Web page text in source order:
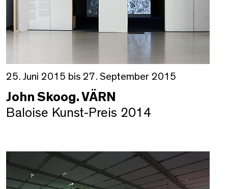
25. Juni 2015 bis 27. September 2015
John Skoog. VÄRN
Baloise Kunst-Preis 2014